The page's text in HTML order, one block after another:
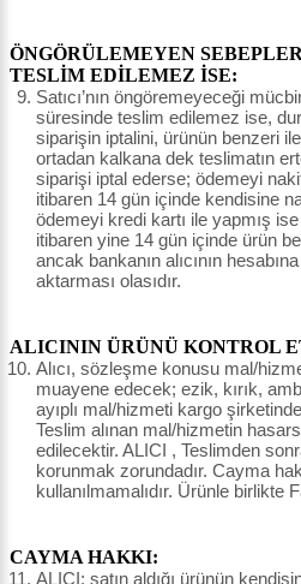
ÖNGÖRÜLEMEYEN
TESLİM EDİLEMEZ İSE:
Satıcı’nın öngöremeyeceği
süresinde teslim edilemez ise,
siparişin iptalini, ürünün benzeri
ortadan kalkana dek teslimatın
siparişi iptal ederse; ödemeyi
itibaren 14 gün içinde kendisine
ödemeyi kredi kartı ile yapmış
itibaren yine 14 gün içinde ürün
ancak bankanın alıcının
aktarması olasıdır.
ALICININ ÜRÜNÜ KONTROL
Alıcı, sözleşme konusu mal/
muayene edecek; ezik, kırık,
ayıplı mal/hizmeti kargo
Teslim alınan mal/hizmetin
edilecektir. ALICI , Teslimden
korunmak zorundadır. Cayma
kullanılmamalıdır. Ürünle birlikte
CAYMA HAKKI:
ALICI; satın aldığı ürünün